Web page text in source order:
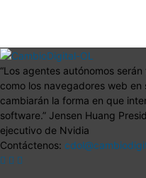
“Los agentes autónomos
como los navegadores web en
cambiarán la forma en que
software.” Jensen Huang
ejecutivo de Nvidia
Contáctenos: